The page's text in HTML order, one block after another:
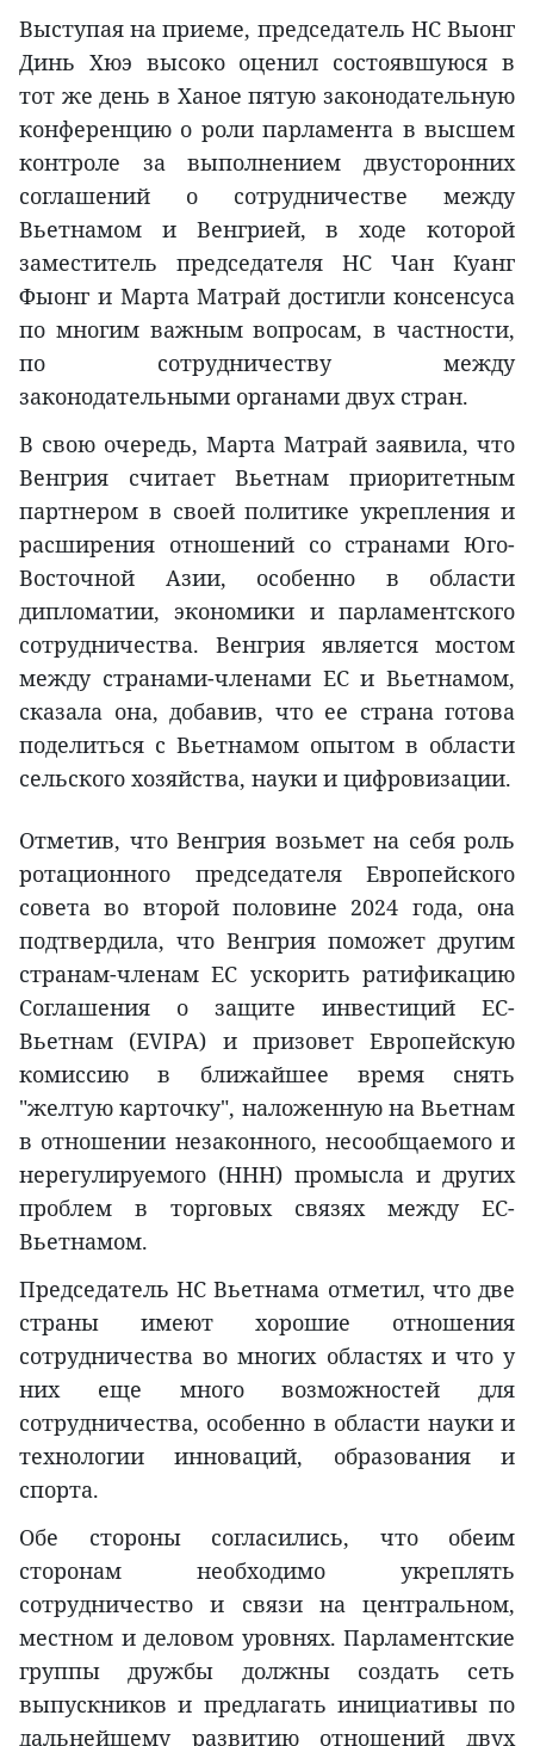
Выступая на приеме, председатель НС Выонг
Динь Хюэ высоко оценил состоявшуюся в
тот же день в Ханое пятую законодательную
конференцию о роли парламента в высшем
контроле за выполнением двусторонних
соглашений о сотрудничестве между
Вьетнамом и Венгрией, в ходе которой
заместитель председателя НС Чан Куанг
Фыонг и Марта Матрай достигли консенсуса
по многим важным вопросам, в частности,
по сотрудничеству между
законодательными органами двух стран.
В свою очередь, Марта Матрай заявила, что
Венгрия считает Вьетнам приоритетным
партнером в своей политике укрепления и
расширения отношений со странами Юго-
Восточной Азии, особенно в области
дипломатии, экономики и парламентского
сотрудничества. Венгрия является мостом
между странами-членами ЕС и Вьетнамом,
сказала она, добавив, что ее страна готова
поделиться с Вьетнамом опытом в области
сельского хозяйства, науки и цифровизации.
Отметив, что Венгрия возьмет на себя роль
ротационного председателя Европейского
совета во второй половине 2024 года, она
подтвердила, что Венгрия поможет другим
странам-членам ЕС ускорить ратификацию
Соглашения о защите инвестиций ЕС-
Вьетнам (EVIPA) и призовет Европейскую
комиссию в ближайшее время снять
"желтую карточку", наложенную на Вьетнам
в отношении незаконного, несообщаемого и
нерегулируемого (ННН) промысла и других
проблем в торговых связях между ЕС-
Вьетнамом.
Председатель НС Вьетнама отметил, что две
страны имеют хорошие отношения
сотрудничества во многих областях и что у
них еще много возможностей для
сотрудничества, особенно в области науки и
технологии инноваций, образования и
спорта.
Обе стороны согласились, что обеим
сторонам необходимо укреплять
сотрудничество и связи на центральном,
местном и деловом уровнях. Парламентские
группы дружбы должны создать сеть
выпускников и предлагать инициативы по
дальнейшему развитию отношений двух